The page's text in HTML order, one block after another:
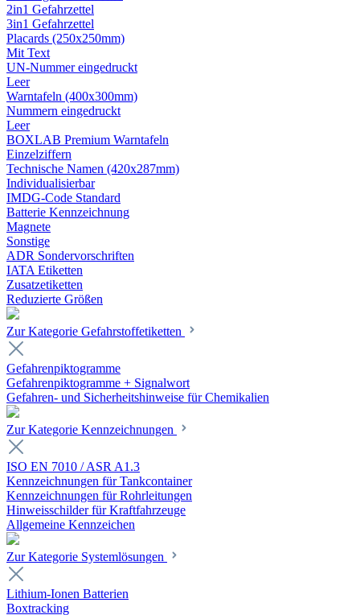
2in1 Gefahrzettel
3in1 Gefahrzettel
Placards (250x250mm)
Mit Text
UN-Nummer eingedruckt
Leer
Warntafeln (400x300mm)
Nummern eingedruckt
Leer
BOXLAB Premium Warntafeln
Einzelziffern
Technische Namen (420x287mm)
Individualisierbar
IMDG-Code Standard
Batterie Kennzeichnung
Magnete
Sonstige
ADR Sondervorschriften
IATA Etiketten
Zusatzetiketten
Reduzierte Größen
Zur Kategorie Gefahrstoffetiketten
Gefahrenpiktogramme
Gefahrenpiktogramme + Signalwort
Gefahren- und Sicherheitshinweise für Chemikalien
Zur Kategorie Kennzeichnungen
ISO EN 7010 / ASR A1.3
Kennzeichnungen für Tankcontainer
Kennzeichnungen für Rohrleitungen
Hinweisschilder für Kraftfahrzeuge
Allgemeine Kennzeichen
Zur Kategorie Systemlösungen
Lithium-Ionen Batterien
Boxtracking